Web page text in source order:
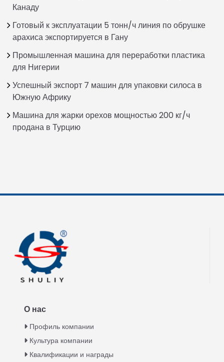
Канаду
Готовый к эксплуатации 5 тонн/ч линия по обрушке
арахиса экспортируется в Гану
Промышленная машина для переработки пластика
для Нигерии
Успешный экспорт 7 машин для упаковки силоса в
Южную Африку
Машина для жарки орехов мощностью 200 кг/ч
продана в Турцию
О нас
Профиль компании
Культура компании
Квалификации и награды